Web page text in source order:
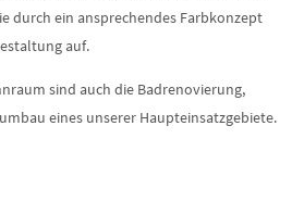
durch ein ansprechendes Farbkonzept
auf.
sind auch die Badrenovierung,
eines unserer Haupteinsatzgebiete.